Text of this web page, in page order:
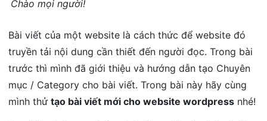
Chào mọi người!
Bài viết của một website là cách thức để website đó
truyền tải nội dung cần thiết đến người đọc. Trong bài
trước thì mình đã giới thiệu và hướng dẫn tạo Chuyên
mục / Category cho bài viết. Trong bài này hãy cùng
mình thử tạo bài viết mới cho website wordpress nhé!